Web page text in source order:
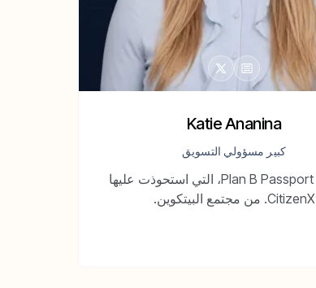
Katie Ananina
كبير مسؤولي التسويق
مؤسسة Plan B Passport، التي استحوذت عليها
CitizenX. من مجتمع البيتكوين.